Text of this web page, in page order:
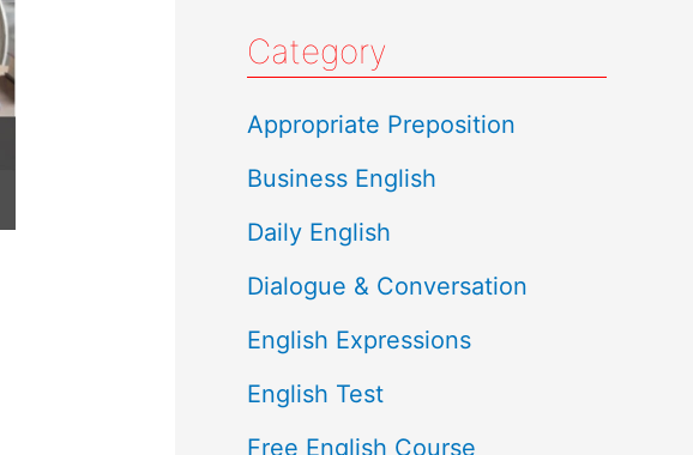
Category
Appropriate Preposition
Business English
Daily English
Dialogue & Conversation
English Expressions
English Test
Free English Course